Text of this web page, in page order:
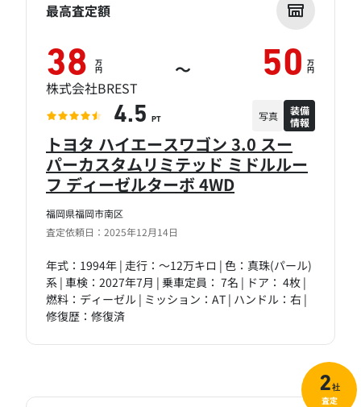
福岡県福岡市南区
査定依頼日：2025年12月14日
トヨタ ハイエースワゴン 3.0 スー
パーカスタムリミテッド ミドルルー
フ ディーゼルターボ 4WD
年式：1994年 | 走行：～12万キロ | 色：真珠(パール)
系 | 車検：2027年7月 | 乗車定員： 7名 | ドア： 4枚 |
燃料：ディーゼル | ミッション：AT | ハンドル：右 |
修復歴：修復済
最高査定額
38 万
円 ～ 50 万
円
株式会社BREST
4.5 PT 写真
装備
情報
2社
査定